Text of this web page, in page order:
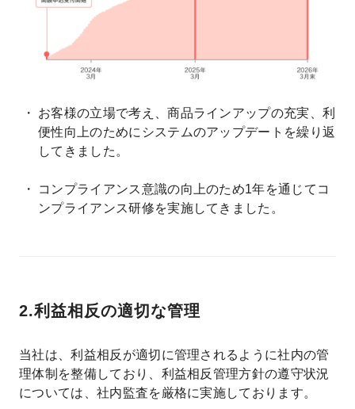
お客様の立場で考え、商品ラインアップの充実、利
便性向上のためにシステムのアップデートを繰り返
してきました。
コンプライアンス意識の向上のため1年を通じてコ
ンプライアンス研修を実施してきました。
2.利益相反の適切な管理
当社は、利益相反が適切に管理されるように社内の管
理体制を整備しており、利益相反管理方針の遵守状況
については、社内監査を厳格に実施しております。